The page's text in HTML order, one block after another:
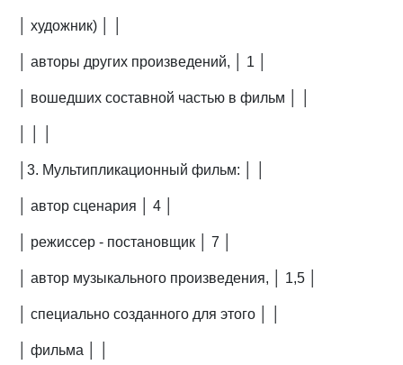
│ художник) │ │
│ авторы других произведений, │ 1 │
│ вошедших составной частью в фильм │ │
│3. Мультипликационный фильм: │ │
│ автор сценария │ 4 │
│ режиссер - постановщик │ 7 │
│ автор музыкального произведения, │ 1,5 │
│ специально созданного для этого │ │
│ фильма │ │